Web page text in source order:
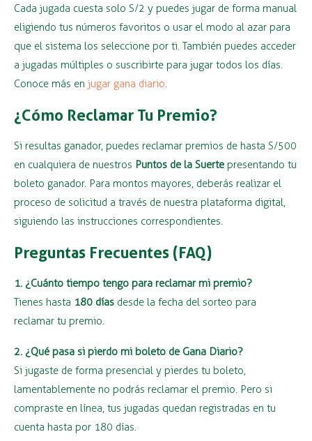
Cada jugada cuesta solo S/2 y puedes jugar de forma manual
eligiendo tus números favoritos o usar el modo al azar para
que el sistema los seleccione por ti. También puedes acceder
a jugadas múltiples o suscribirte para jugar todos los días.
Conoce más en jugar gana diario.
¿Cómo Reclamar Tu Premio?
Si resultas ganador, puedes reclamar premios de hasta S/500
en cualquiera de nuestros Puntos de la Suerte presentando tu
boleto ganador. Para montos mayores, deberás realizar el
proceso de solicitud a través de nuestra plataforma digital,
siguiendo las instrucciones correspondientes.
Preguntas Frecuentes (FAQ)
1. ¿Cuánto tiempo tengo para reclamar mi premio?
Tienes hasta 180 días desde la fecha del sorteo para
reclamar tu premio.
2. ¿Qué pasa si pierdo mi boleto de Gana Diario?
Si jugaste de forma presencial y pierdes tu boleto,
lamentablemente no podrás reclamar el premio. Pero si
compraste en línea, tus jugadas quedan registradas en tu
cuenta hasta por 180 días.